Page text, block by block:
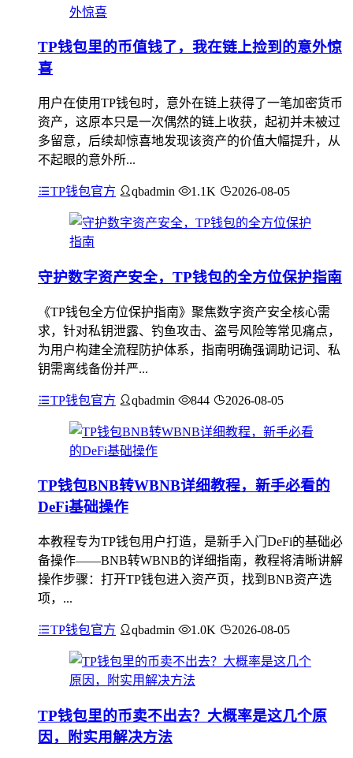
TP钱包里的币值钱了，我在链上捡到的意外惊
喜
用户在使用TP钱包时，意外在链上获得了一笔加密货币
资产，这原本只是一次偶然的链上收获，起初并未被过
多留意，后续却惊喜地发现该资产的价值大幅提升，从
不起眼的意外所...
TP钱包官方 qbadmin 1.1K 2026-08-05
守护数字资产安全，TP钱包的全方位保护指南
《TP钱包全方位保护指南》聚焦数字资产安全核心需
求，针对私钥泄露、钓鱼攻击、盗号风险等常见痛点，
为用户构建全流程防护体系，指南明确强调助记词、私
钥需离线备份并严...
TP钱包官方 qbadmin 844 2026-08-05
TP钱包BNB转WBNB详细教程，新手必看的
DeFi基础操作
本教程专为TP钱包用户打造，是新手入门DeFi的基础必
备操作——BNB转WBNB的详细指南，教程将清晰讲解
操作步骤：打开TP钱包进入资产页，找到BNB资产选
项，...
TP钱包官方 qbadmin 1.0K 2026-08-05
TP钱包里的币卖不出去？大概率是这几个原
因，附实用解决方法